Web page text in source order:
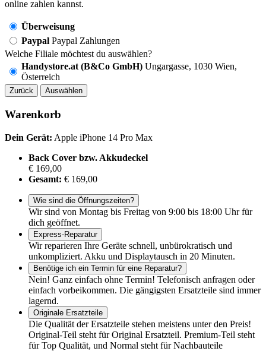
online zahlen kannst.
Überweisung
Paypal Paypal Zahlungen
Welche Filiale möchtest du auswählen?
Handystore.at (B&Co GmbH) Ungargasse, 1030 Wien,
Österreich
Zurück Auswählen
Warenkorb
Dein Gerät: Apple iPhone 14 Pro Max
Back Cover bzw. Akkudeckel
€ 169,00
Gesamt: € 169,00
Wie sind die Öffnungszeiten?
Wir sind von Montag bis Freitag von 9:00 bis 18:00 Uhr für
dich geöffnet.
Express-Reparatur
Wir reparieren Ihre Geräte schnell, unbürokratisch und
unkompliziert. Akku und Displaytausch in 20 Minuten.
Benötige ich ein Termin für eine Reparatur?
Nein! Ganz einfach ohne Termin! Telefonisch anfragen oder
einfach vorbeikommen. Die gängigsten Ersatzteile sind immer
lagernd.
Originale Ersatzteile
Die Qualität der Ersatzteile stehen meistens unter den Preis!
Original-Teil steht für Original Ersatzteil. Premium-Teil steht
für Top Qualität, und Normal steht für Nachbauteile